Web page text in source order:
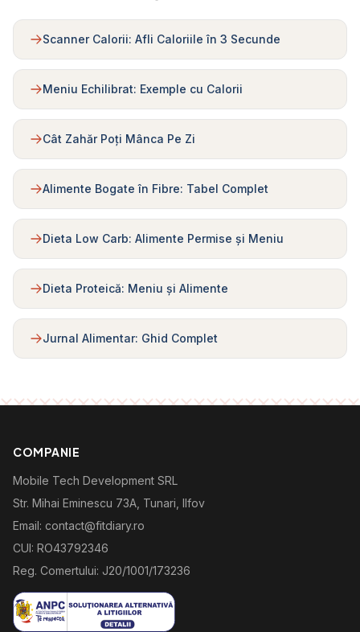
Scanner Calorii: Afli Caloriile în 3 Secunde
Meniu Echilibrat: Exemple cu Calorii
Cât Zahăr Poți Mânca Pe Zi
Alimente Bogate în Fibre: Tabel Complet
Dieta Low Carb: Alimente Permise și Meniu
Dieta Proteică: Meniu și Alimente
Jurnal Alimentar: Ghid Complet
COMPANIE
Mobile Tech Development SRL
Str. Mihai Eminescu 73A, Tunari, Ilfov
Email: contact@fitdiary.ro
CUI: RO43792346
Reg. Comertului: J20/1001/173236